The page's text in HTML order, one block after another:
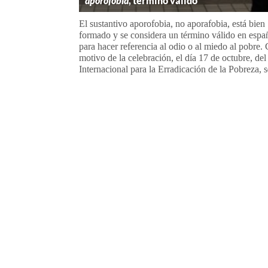
El sustantivo aporofobia, no aporafobia, está bien
formado y se considera un término válido en
para hacer referencia al odio o al miedo al pobre.
motivo de la celebración, el día 17 de octubre,
Internacional para la Erradicación de la Pobreza,